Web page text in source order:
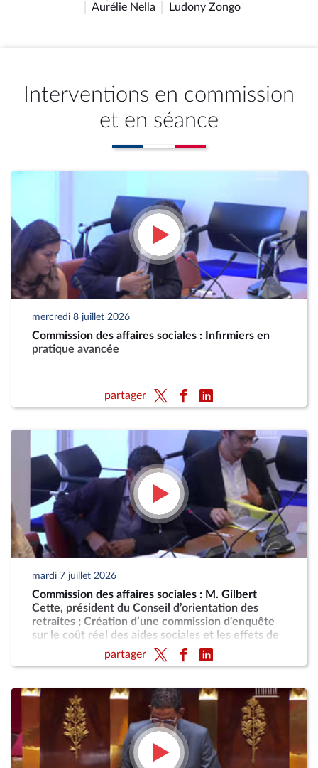
Aurélie Nella
Ludony Zongo
Interventions en commission
et en séance
mercredi 8 juillet 2026
Commission des affaires sociales : Infirmiers en
pratique avancée
partager
mardi 7 juillet 2026
Commission des affaires sociales : M. Gilbert
Cette, président du Conseil d’orientation des
retraites ; Création d’une commission d'enquête
sur le coût réel des aides sociales et les effets de
désincitation au travail engendrés par leur cumul
partager